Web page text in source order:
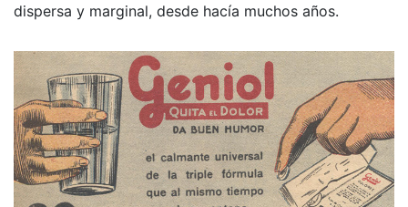
dispersa y marginal, desde hacía muchos años.